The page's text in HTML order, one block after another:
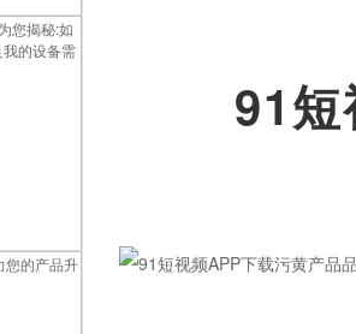
91
有哪些
深圳微型直流电机电机厂家为您揭秘:如何选择合适的直流微电机以满足我的设备需求